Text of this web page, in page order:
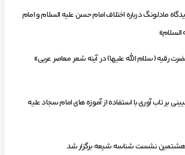
مادلونگ درباره اختلاف امام حسن علیه السلام و امام
السلام»
رقیه (سلام الله علیها) در آینه شعر معاصر عربی»
بر تاب آوری با استفاده از آموزه های امام سجاد علیه
نشست شناسه شیعه برگزار شد